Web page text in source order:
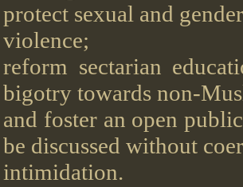
protect sexual and
violence;
reform sectarian
bigotry towards non-
and foster an open
be discussed without
intimidation.